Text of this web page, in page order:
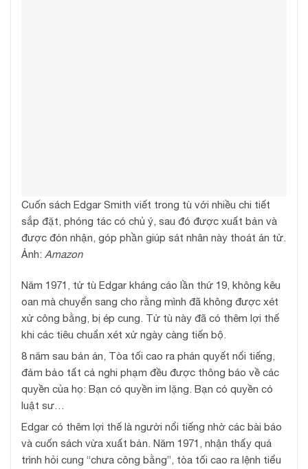
Cuốn sách Edgar Smith viết trong tù với nhiều chi tiết
sắp đặt, phóng tác có chủ ý, sau đó được xuất bản và
được đón nhận, góp phần giúp sát nhân này thoát án tử.
Ảnh: Amazon
Năm 1971, tử tù Edgar kháng cáo lần thứ 19, không kêu
oan mà chuyển sang cho rằng mình đã không được xét
xử công bằng, bị ép cung. Tử tù này đã có thêm lợi thế
khi các tiêu chuẩn xét xử ngày càng tiến bộ.
8 năm sau bản án, Tòa tối cao ra phán quyết nổi tiếng,
đảm bảo tất cả nghi phạm đều được thông báo về các
quyền của họ: Bạn có quyền im lặng. Bạn có quyền có
luật sư…
Edgar có thêm lợi thế là người nổi tiếng nhờ các bài báo
và cuốn sách vừa xuất bản. Năm 1971, nhận thấy quá
trình hỏi cung “chưa công bằng”, tòa tối cao ra lệnh tiểu